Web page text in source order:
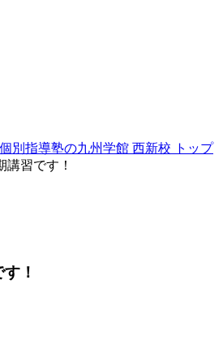
別指導塾の九州学館 西新校 トップ
講習です！
！